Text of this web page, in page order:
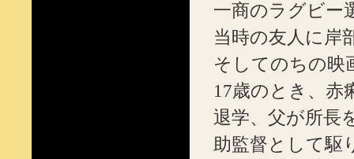
一商のラグビー
当時の友人に岸
そしてのちの映
17歳のとき、赤
退学、父が所長
助監督として駆